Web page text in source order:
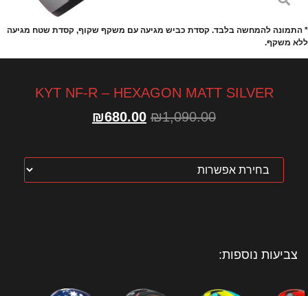
* התמונה להמחשה בלבד. קסדת כביש מגיעה עם משקף שקוף, קסדת שטח מגיעה
ללא משקף.
KYT NF-R – HEXAGON MATT SILVER
₪1,090.00
₪680.00
צביעות נוספות: